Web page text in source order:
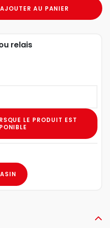
AJOUTER AU PANIER
relais
LE PRODUIT EST